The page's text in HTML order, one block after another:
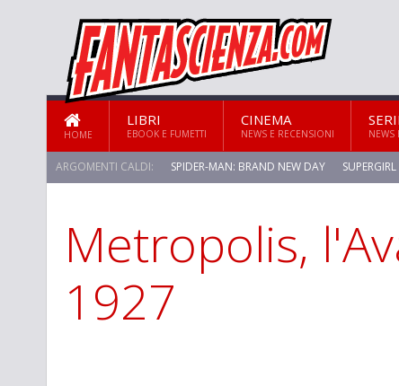
HOME
LIBRI
EBOOK E FUMETTI
CINEMA
NEWS E RECENSIONI NEWS
ARGOMENTI CALDI: SPIDER-MAN: BRAND NEW DAY SUPERGIRL
Metropolis,
1927